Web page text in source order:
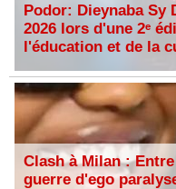
Podor: Dieynaba Sy
2026 lors d'une 2ᵉ
l'éducation et de la
Clash à Milan :
guerre d'ego